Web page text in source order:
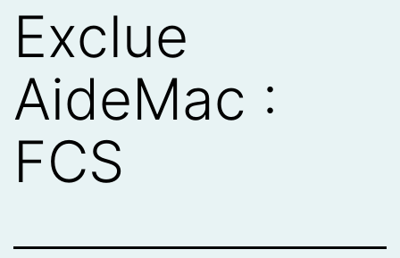
Exclue
AideMac :
FCS